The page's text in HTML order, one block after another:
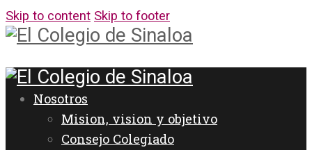
Skip to content Skip to footer
Nosotros
Mision, vision y objetivo
Consejo Colegiado